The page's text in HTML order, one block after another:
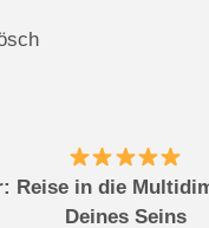
Reise in die
Deines Seins